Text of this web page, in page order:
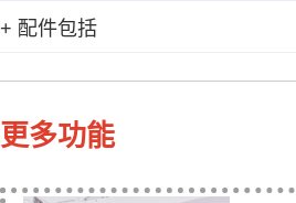
+ 配件包括
更多功能